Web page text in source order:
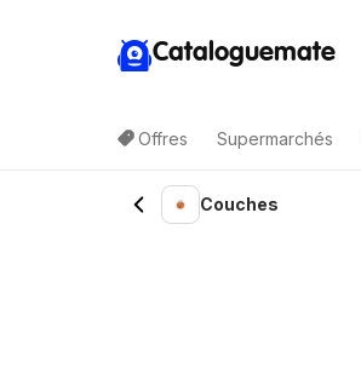
Cataloguemate
Offres Supermarchés
Couches